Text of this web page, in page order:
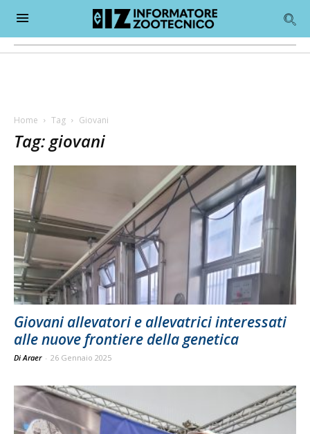
Home Tag Giovani
Tag: giovani
Giovani allevatori e allevatrici interessati
alle nuove frontiere della genetica
Di Araer - 26 Gennaio 2025